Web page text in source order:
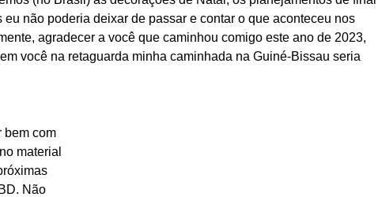
eu não poderia deixar de passar e contar o que aconteceu nos
agradecer a você que caminhou comigo este ano de 2023,
você na retaguarda minha caminhada na Guiné-Bissau seria
bem com
material
Não